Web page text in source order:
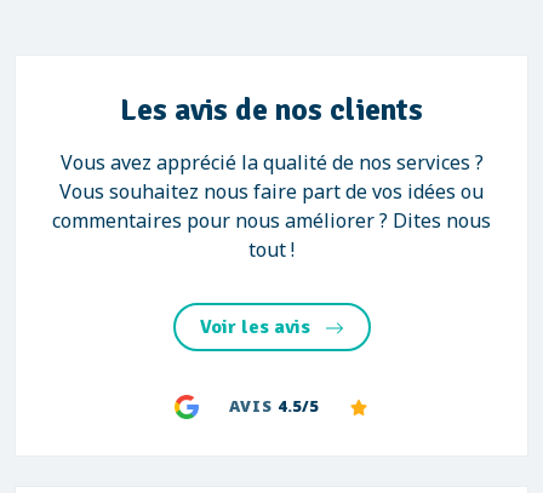
Les avis de nos clients
Vous avez apprécié la qualité de nos services ?
Vous souhaitez nous faire part de vos idées ou
commentaires pour nous améliorer ? Dites nous
tout !
Voir les avis
AVIS 4.5/5